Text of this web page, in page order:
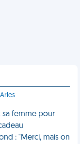
sa femme pour
: "Merci, mais on